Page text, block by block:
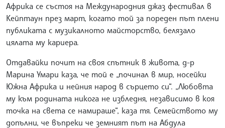
Африка се състоя на Международния джаз фестивал в
Кейптаун през март, когато той за пореден път плени
публиката с музикалното майсторство, белязало
цялата му кариера.
Отдавайки почит на своя спътник в живота, д-р
Марина Умари каза, че той е „починал в мир, носейки
Южна Африка и нейния народ в сърцето си“. „Любовта
му към родината никога не избледня, независимо в коя
точка на света се намираше“, каза тя. Семейството му
допълни, че въпреки че земният път на Абдула